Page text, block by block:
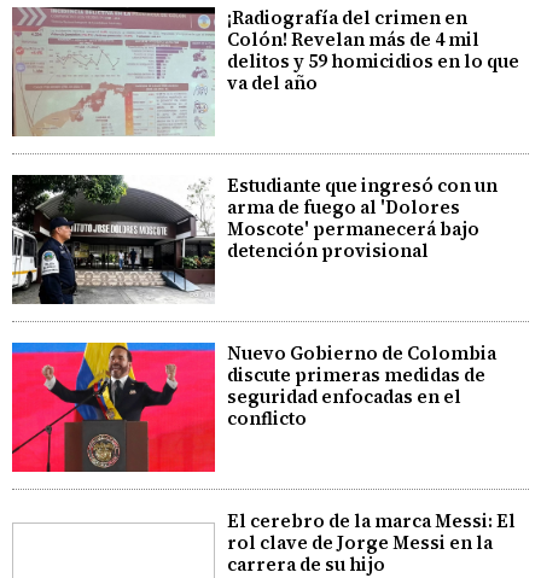
¡Radiografía del crimen en
Colón! Revelan más de 4 mil
delitos y 59 homicidios en lo que
va del año
Estudiante que ingresó con un
arma de fuego al 'Dolores
Moscote' permanecerá bajo
detención provisional
Nuevo Gobierno de Colombia
discute primeras medidas de
seguridad enfocadas en el
conflicto
El cerebro de la marca Messi: El
rol clave de Jorge Messi en la
carrera de su hijo